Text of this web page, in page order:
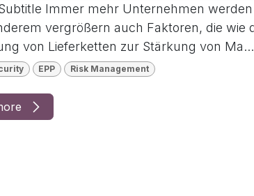
Immer mehr Unternehmen
vergrößern auch Faktoren, die wie
von Lieferketten zur Stärkung von Ma...
EPP Risk Management